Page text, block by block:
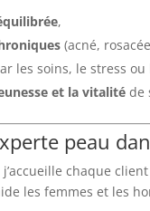
,
(acné,
les soins, le stress
et la vitalité de
peau
j’accueille chaque
les femmes et les